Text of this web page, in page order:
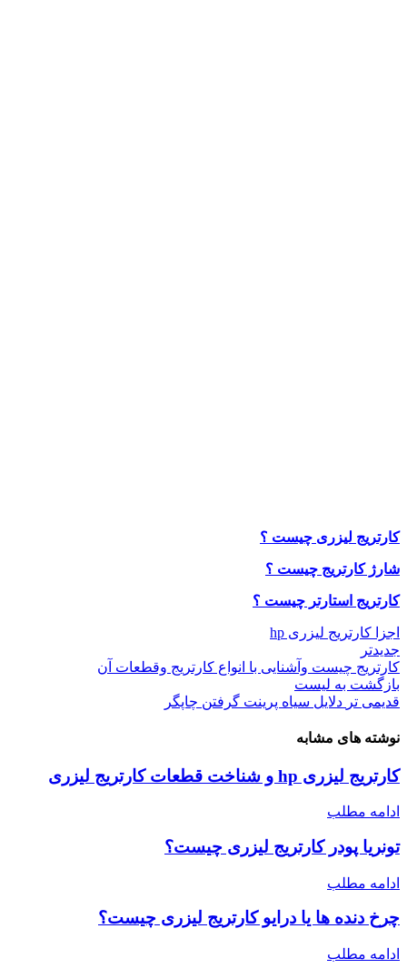
کارتریج لیزری چیست ؟
شارژ کارتریج چیست ؟
کارتریج استارتر چیست ؟
اجزا کارتریج لیزری hp
جدیدتر
کارتریج چیست وآشنایی با انواع کارتریج وقطعات آن
بازگشت به لیست
قدیمی تر دلایل سیاه پرینت گرفتن چاپگر
نوشته های مشابه
کارتریج لیزری hp و شناخت قطعات کارتریج لیزری
ادامه مطلب
تونریا پودر کارتریج لیزری چیست؟
ادامه مطلب
چرخ دنده ها یا درایو کارتریج لیزری چیست؟
ادامه مطلب